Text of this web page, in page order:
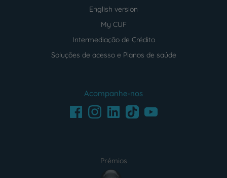
English version
My CUF
Intermediação de Crédito
Soluções de acesso e Planos de saúde
Acompanhe-nos
FacebookInstagramLinkedInTikTokYoutube
Prémios
award4